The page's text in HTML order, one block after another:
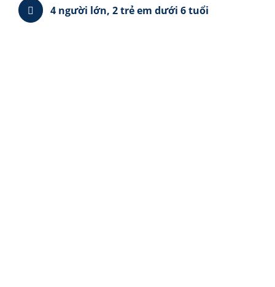
4 người lớn, 2 trẻ em dưới 6 tuổi